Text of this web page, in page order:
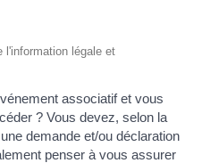
l'information légale et
associatif et vous
? Vous devez, selon la
demande et/ou déclaration
penser à vous assurer